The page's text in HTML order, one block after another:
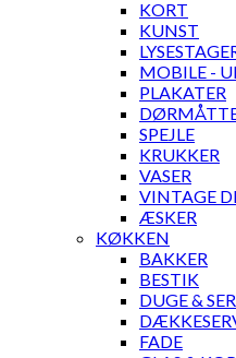
KORT
KUNST
MOBILE -
PLAKATER
SPEJLE
KRUKKER
VASER
VINTAGE
ÆSKER
KØKKEN
BAKKER
BESTIK
DUGE &
FADE